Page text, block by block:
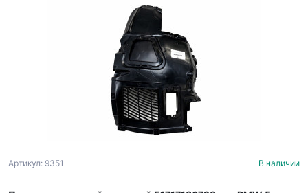
Артикул: 9351 В наличии